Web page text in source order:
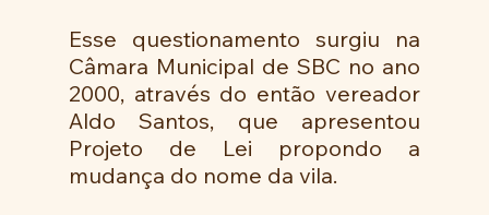
Esse questionamento surgiu na
Câmara Municipal de SBC no ano
2000, através do então vereador
Aldo Santos, que apresentou
Projeto de Lei propondo a
mudança do nome da vila.